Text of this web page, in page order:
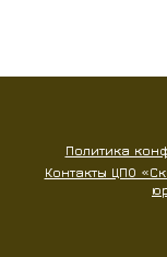
Политика
Контакты ЦПО